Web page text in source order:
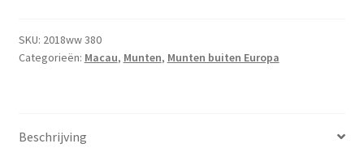
aantal
SKU: 2018ww 380
Categorieën: Macau, Munten, Munten buiten Europa
Beschrijving